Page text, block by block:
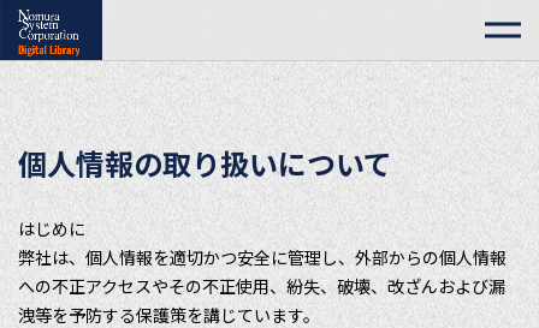
個人情報の取り扱いについて
はじめに
弊社は、個人情報を適切かつ安全に管理し、外部からの個人情報
への不正アクセスやその不正使用、紛失、破壊、改ざんおよび漏
洩等を予防する保護策を講じています。